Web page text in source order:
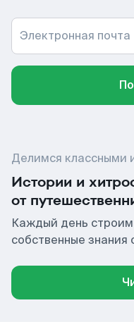
Электронная почта
Делимся классными
Истории и
от
Каждый день
собственные знания